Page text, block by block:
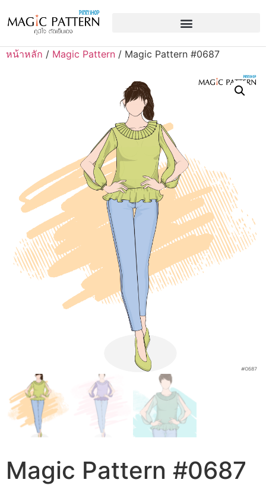
หน้าหลัก / Magic Pattern / Magic Pattern #0687
Magic Pattern #0687